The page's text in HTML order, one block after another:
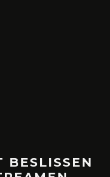
BESLISSEN